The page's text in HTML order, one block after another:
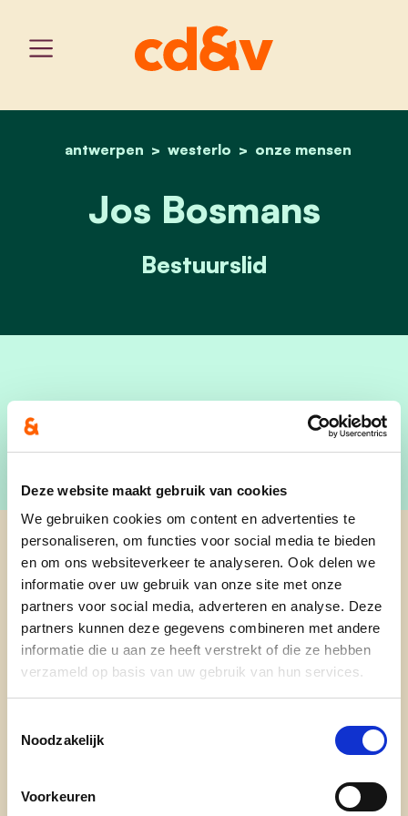
Deze website maakt gebruik van cookies
We gebruiken cookies om content en advertenties te
personaliseren, om functies voor social media te bieden
en om ons websiteverkeer te analyseren. Ook delen we
informatie over uw gebruik van onze site met onze
partners voor social media, adverteren en analyse. Deze
partners kunnen deze gegevens combineren met andere
informatie die u aan ze heeft verstrekt of die ze hebben
verzameld op basis van uw gebruik van hun services.
Noodzakelijk
Voorkeuren
home
antwerpen westerlo onze mensen
jos bosmans
Jos Bosmans
Bestuurslid
cd&v Westerlo
nieuws
onze mensen
activiteiten
Nieuwsbrief